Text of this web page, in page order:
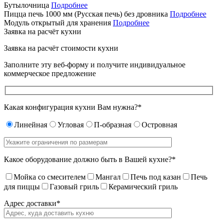
Бутылочница Подробнее
Пицца печь 1000 мм (Русская печь) без дровника Подробнее
Модуль открытый для хранения Подробнее
Заявка на расчёт кухни
Заявка на расчёт стоимости кухни
Заполните эту веб-форму и получите индивидуальное
коммерческое предложение
Какая конфигурация кухни Вам нужна?*
Линейная Угловая П-образная Островная
Какое оборудование должно быть в Вашей кухне?*
Мойка со смесителем Мангал Печь под казан
Печь
для пиццы
Газовый гриль
Керамический гриль
Адрес доставки*